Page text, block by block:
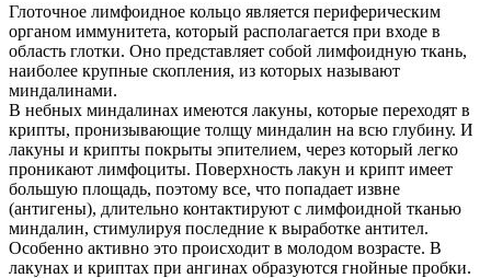
Глоточное лимфоидное кольцо является периферическим
органом иммунитета, который располагается при входе в
область глотки. Оно представляет собой лимфоидную ткань,
наиболее крупные скопления, из которых называют
миндалинами.
В небных миндалинах имеются лакуны, которые переходят в
крипты, пронизывающие толщу миндалин на всю глубину. И
лакуны и крипты покрыты эпителием, через который легко
проникают лимфоциты. Поверхность лакун и крипт имеет
большую площадь, поэтому все, что попадает извне
(антигены), длительно контактируют с лимфоидной тканью
миндалин, стимулируя последние к выработке антител.
Особенно активно это происходит в молодом возрасте. В
лакунах и криптах при ангинах образуются гнойные пробки.